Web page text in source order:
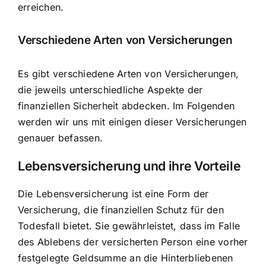
erreichen.
Verschiedene Arten von Versicherungen
Es gibt verschiedene Arten von Versicherungen,
die jeweils unterschiedliche Aspekte der
finanziellen Sicherheit abdecken. Im Folgenden
werden wir uns mit einigen dieser Versicherungen
genauer befassen.
Lebensversicherung und ihre Vorteile
Die Lebensversicherung ist eine Form der
Versicherung, die finanziellen Schutz für den
Todesfall bietet. Sie gewährleistet, dass im Falle
des Ablebens der versicherten Person eine vorher
festgelegte Geldsumme an die Hinterbliebenen